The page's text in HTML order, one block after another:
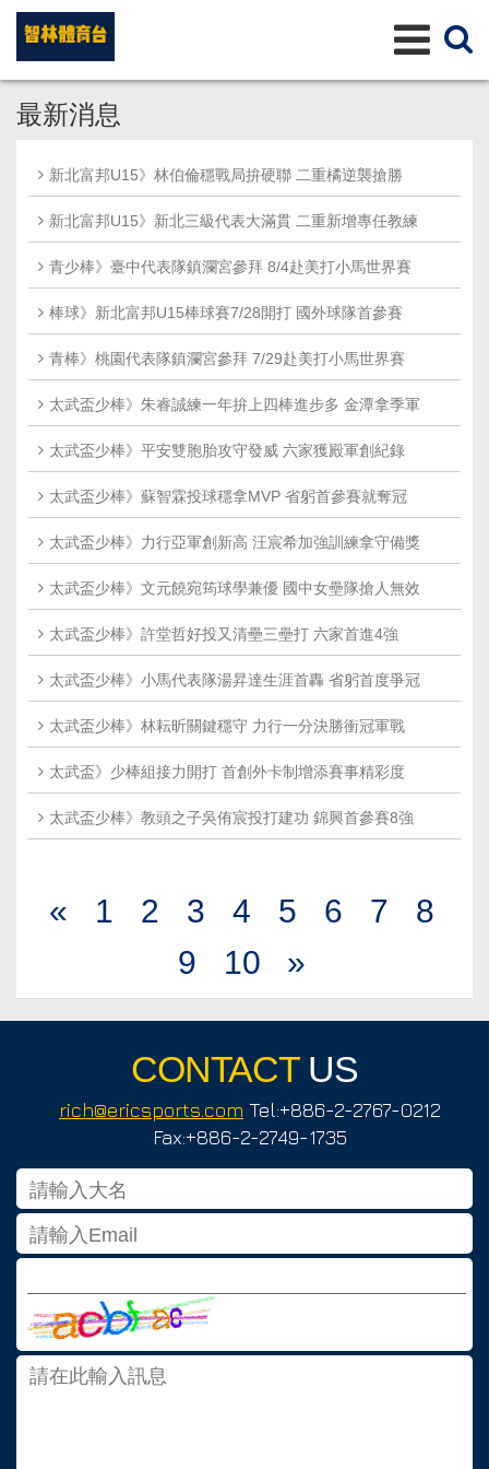
最新消息
新北富邦U15》林伯倫穩戰局拚硬聯 二重橘逆襲搶勝
新北富邦U15》新北三級代表大滿貫 二重新增專任教練
青少棒》臺中代表隊鎮瀾宮參拜 8/4赴美打小馬世界賽
棒球》新北富邦U15棒球賽7/28開打 國外球隊首參賽
青棒》桃園代表隊鎮瀾宮參拜 7/29赴美打小馬世界賽
太武盃少棒》朱睿誠練一年拚上四棒進步多 金潭拿季軍
太武盃少棒》平安雙胞胎攻守發威 六家獲殿軍創紀錄
太武盃少棒》蘇智霖投球穩拿MVP 省躬首參賽就奪冠
太武盃少棒》力行亞軍創新高 汪宸希加強訓練拿守備獎
太武盃少棒》文元饒宛筠球學兼優 國中女壘隊搶人無效
太武盃少棒》許堂哲好投又清壘三壘打 六家首進4強
太武盃少棒》小馬代表隊湯昇達生涯首轟 省躬首度爭冠
太武盃少棒》林耘昕關鍵穩守 力行一分決勝衝冠軍戰
太武盃》少棒組接力開打 首創外卡制增添賽事精彩度
太武盃少棒》教頭之子吳侑宸投打建功 錦興首參賽8強
« 1 2 3 4 5 6 7
8
9
10 »
CONTACTUS
rich@ericsports.com Tel:+886-2-2767-0212
Fax:+886-2-2749-1735